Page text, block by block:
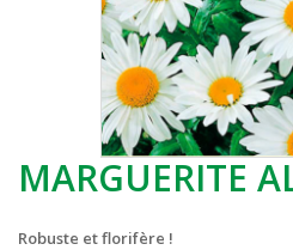
MARGUERITE
Robuste et florifère !